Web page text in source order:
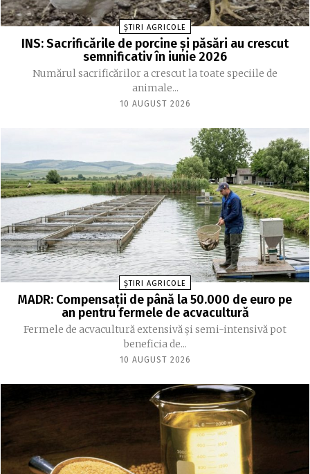
ȘTIRI AGRICOLE
INS: Sacrificările de porcine și păsări au crescut
semnificativ în iunie 2026
Numărul sacrificărilor a crescut la toate speciile de
animale...
10 AUGUST 2026
ȘTIRI AGRICOLE
MADR: Compensaţii de până la 50.000 de euro pe
an pentru fermele de acvacultură
Fermele de acvacultură extensivă şi semi-intensivă pot
beneficia de...
10 AUGUST 2026